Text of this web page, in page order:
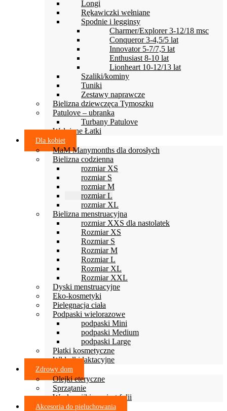
Longi
Rękawiczki wełniane
Spodnie i legginsy
Charmer/Explorer 3-12/18 msc
Conqueror 3-4,5/5 lat
Innovator 5-7/7,5 lat
Enthusiast 8-10 lat
Lionheart 10-12/13 lat
Szaliki/kominy
Tuniki
Zestawy naprawcze
Bielizna dziewczęca Tymoszku
Patulove – ubranka
Turbany Patulove
Wełniane Łatki
Dla kobiet
MaM Manymonths dla dorosłych
Bielizna codzienna
rozmiar XS
rozmiar S
rozmiar M
rozmiar L
rozmiar XL
Bielizna menstruacyjna
rozmiar XXS dla nastolatek
Rozmiar XS
Rozmiar S
Rozmiar M
Rozmiar L
Rozmiar XL
Rozmiar XXL
Dyski menstruacyjne
Eko-kosmetyki
Pielęgnacja ciała
Podpaski wielorazowe
podpaski Mini
podpaski Medium
podpaski Large
Płatki kosmetyczne
Wkładki laktacyjne
Zdrowy dom
Olejki eteryczne
Sprzątanie
Woskowijki zamiast folii
Akcesoria do pieluchowania